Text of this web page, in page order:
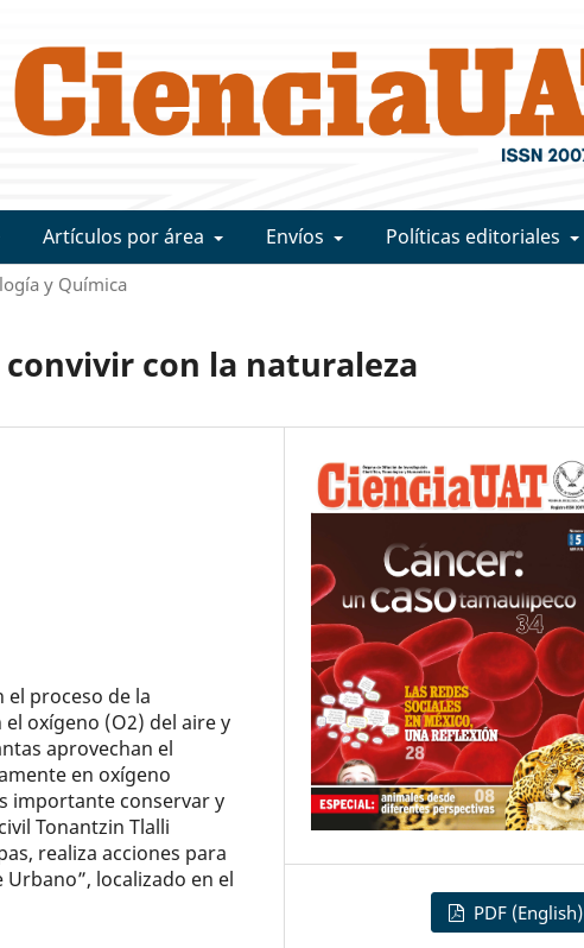
Artículos por área Envíos Políticas editoriales
y Química
con la naturaleza
el proceso de la
oxígeno (O2) del aire y
aprovechan el
en oxígeno
importante conservar y
Tonantzin Tlalli
realiza acciones para
localizado en el
PDF (English)